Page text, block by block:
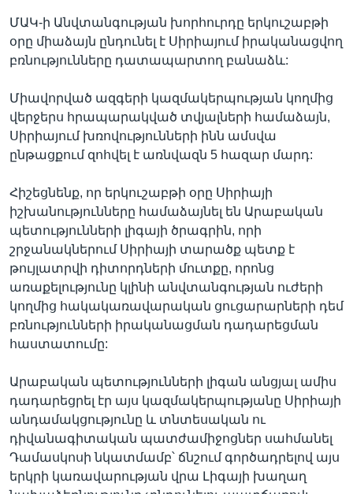
ՄԱԿ-ի Անվտանգության խորհուրդը երկուշաբթի
օրը միաձայն ընդունել է Սիրիայում իրականացվող
բռնությունները դատապարտող բանաձև:
Միավորված ազգերի կազմակերպության կողմից
վերջերս հրապարակված տվյալների համաձայն,
Սիրիայում խռովությունների ինն ամսվա
ընթացքում զոհվել է առնվազն 5 հազար մարդ:
Հիշեցնենք, որ երկուշաբթի օրը Սիրիայի
իշխանությունները համաձայնել են Արաբական
պետությունների լիգայի ծրագրին, որի
շրջանակներում Սիրիայի տարածք պետք է
թույլատրվի դիտորդների մուտքը, որոնց
առաքելությունը կլինի անվտանգության ուժերի
կողմից հակակառավարական ցուցարարների դեմ
բռնությունների իրականացման դադարեցման
հաստատումը:
Արաբական պետությունների լիգան անցյալ ամիս
դադարեցրել էր այս կազմակերպությանը Սիրիայի
անդամակցությունը և տնտեսական ու
դիվանագիտական պատժամիջոցներ սահմանել
Դամասկոսի նկատմամբ՝ ճնշում գործադրելով այս
երկրի կառավարության վրա Լիգայի խաղաղ